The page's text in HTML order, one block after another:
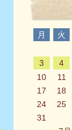
月 火
3
4
10
11
17
18
24
25
31